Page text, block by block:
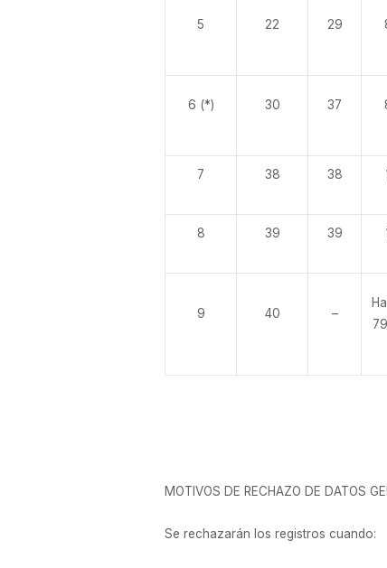
5 22 29
6 (*) 30 37
7 38 38
8 39 39
9 40 –
MOTIVOS DE RECHAZO DE DATOS
Se rechazarán los registros cuando: